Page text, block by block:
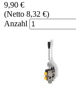
9,90 €
(Netto 8,32 €)
Anzahl